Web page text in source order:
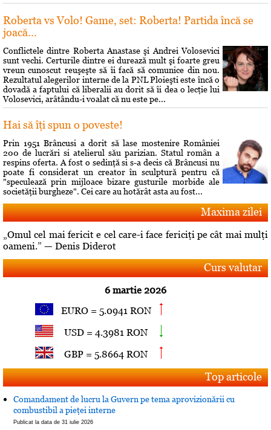
Roberta vs Volo! Game, set: Roberta! Partida încă se
joacă...
Conflictele dintre Roberta Anastase şi Andrei Volosevici
sunt vechi. Certurile dintre ei durează mult şi foarte greu
vreun cunoscut reuşeşte să îi facă să comunice din nou.
Rezultatul alegerilor interne de la PNL Ploieşti este încă o
dovadă a faptului că liberalii au dorit să îi dea o lecţie lui
Volosevici, arâtându-i voalat că nu este pe...
Hai să îţi spun o poveste!
Prin 1951 Brâncusi a dorit să lase mostenire României
200 de lucrări si atelierul său parizian. Statul român a
respins oferta. A fost o sedinţă si s-a decis că Brâncusi nu
poate fi considerat un creator în sculptură pentru că
"speculează prin mijloace bizare gusturile morbide ale
societăţii burgheze". Cei care au hotărât asta au fost...
Maxima zilei
„Omul cel mai fericit e cel care-i face fericiţi pe cât mai mulţi
oameni.” — Denis Diderot
Curs valutar
6 martie 2026
EURO = 5.0941 RON
USD = 4.3981 RON
GBP = 5.8664 RON
Top articole
Comandament de lucru la Guvern pe tema aprovizionării cu
combustibil a pieţei interne
Publicat la data de 31 iulie 2026